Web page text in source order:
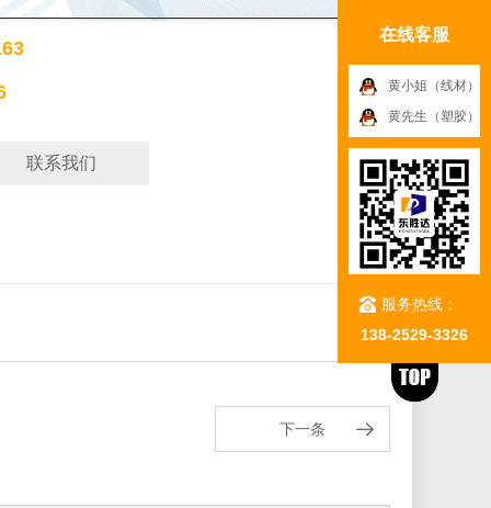
联系我们
下一条
在线客服
黄小姐（线材）
黄先生（塑胶）
服务热线：
138-2529-3326